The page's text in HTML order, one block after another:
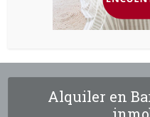
Alquiler en